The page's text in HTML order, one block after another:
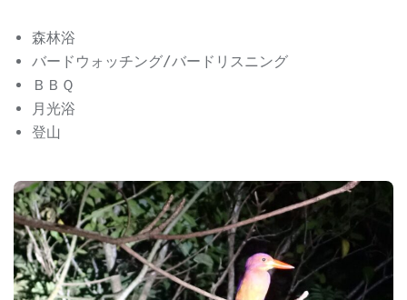
森林浴
バードウォッチング/バードリスニング
ＢＢＱ
月光浴
登山